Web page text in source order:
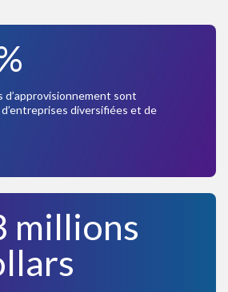
d’approvisionnement sont
diversifiées et de
millions